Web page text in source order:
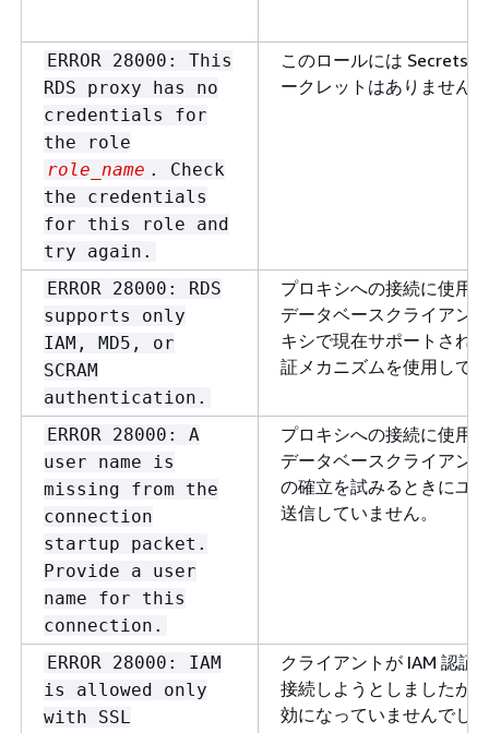
ERROR 28000: This
RDS proxy has no
credentials for
the role
role_name . Check
the credentials
for this role and
try again.
このロールには Secrets
ークレットはありません。
ERROR 28000: RDS
supports only
IAM, MD5, or
SCRAM
authentication.
プロキシへの接続に使用
データベースクライアン
キシで現在サポートされ
証メカニズムを使用して
ERROR 28000: A
user name is
missing from the
connection
startup packet.
Provide a user
name for this
connection.
プロキシへの接続に使用
データベースクライアン
の確立を試みるときにユ
送信していません。
ERROR 28000: IAM
is allowed only
with SSL
クライアントが IAM 認証
接続しようとしましたが
効になっていませんでし